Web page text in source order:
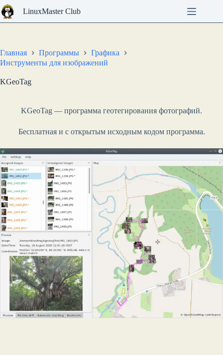
Перейти
к
сути
LinuxMaster Club
Главная Программы
Графика
Инструменты для изображений
KGeoTag
KGeoTag — программа геотегирования фотографий.
Бесплатная и с открытым исходным кодом программа.